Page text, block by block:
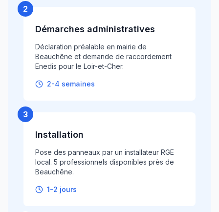
2
Démarches administratives
Déclaration préalable en mairie de
Beauchêne et demande de raccordement
Enedis pour le Loir-et-Cher.
2-4 semaines
3
Installation
Pose des panneaux par un installateur RGE
local. 5 professionnels disponibles près de
Beauchêne.
1-2 jours